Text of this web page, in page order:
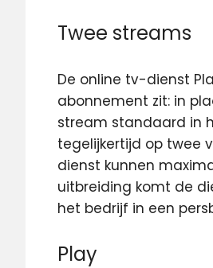
Twee streams
De online tv-dienst
abonnement zit: in
stream standaard in
tegelijkertijd op twee
dienst kunnen
uitbreiding komt de
het bedrijf in een
Play